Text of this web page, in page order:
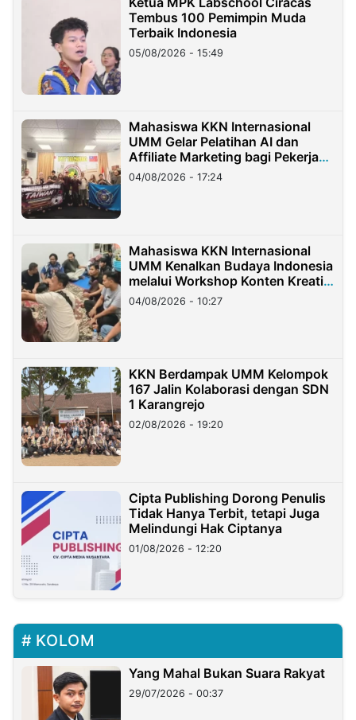
Tembus 100 Pemimpin Muda
Terbaik Indonesia
05/08/2026 - 15:49
Mahasiswa KKN Internasional
UMM Gelar Pelatihan AI dan
Affiliate Marketing bagi Pekerja
Migran Indonesia di Taiwan
04/08/2026 - 17:24
Mahasiswa KKN Internasional
UMM Kenalkan Budaya Indonesia
melalui Workshop Konten Kreatif
di Taiwan
04/08/2026 - 10:27
KKN Berdampak UMM Kelompok
167 Jalin Kolaborasi dengan SDN
1 Karangrejo
02/08/2026 - 19:20
Cipta Publishing Dorong Penulis
Tidak Hanya Terbit, tetapi Juga
Melindungi Hak Ciptanya
01/08/2026 - 12:20
KOLOM
Yang Mahal Bukan Suara Rakyat
29/07/2026 - 00:37